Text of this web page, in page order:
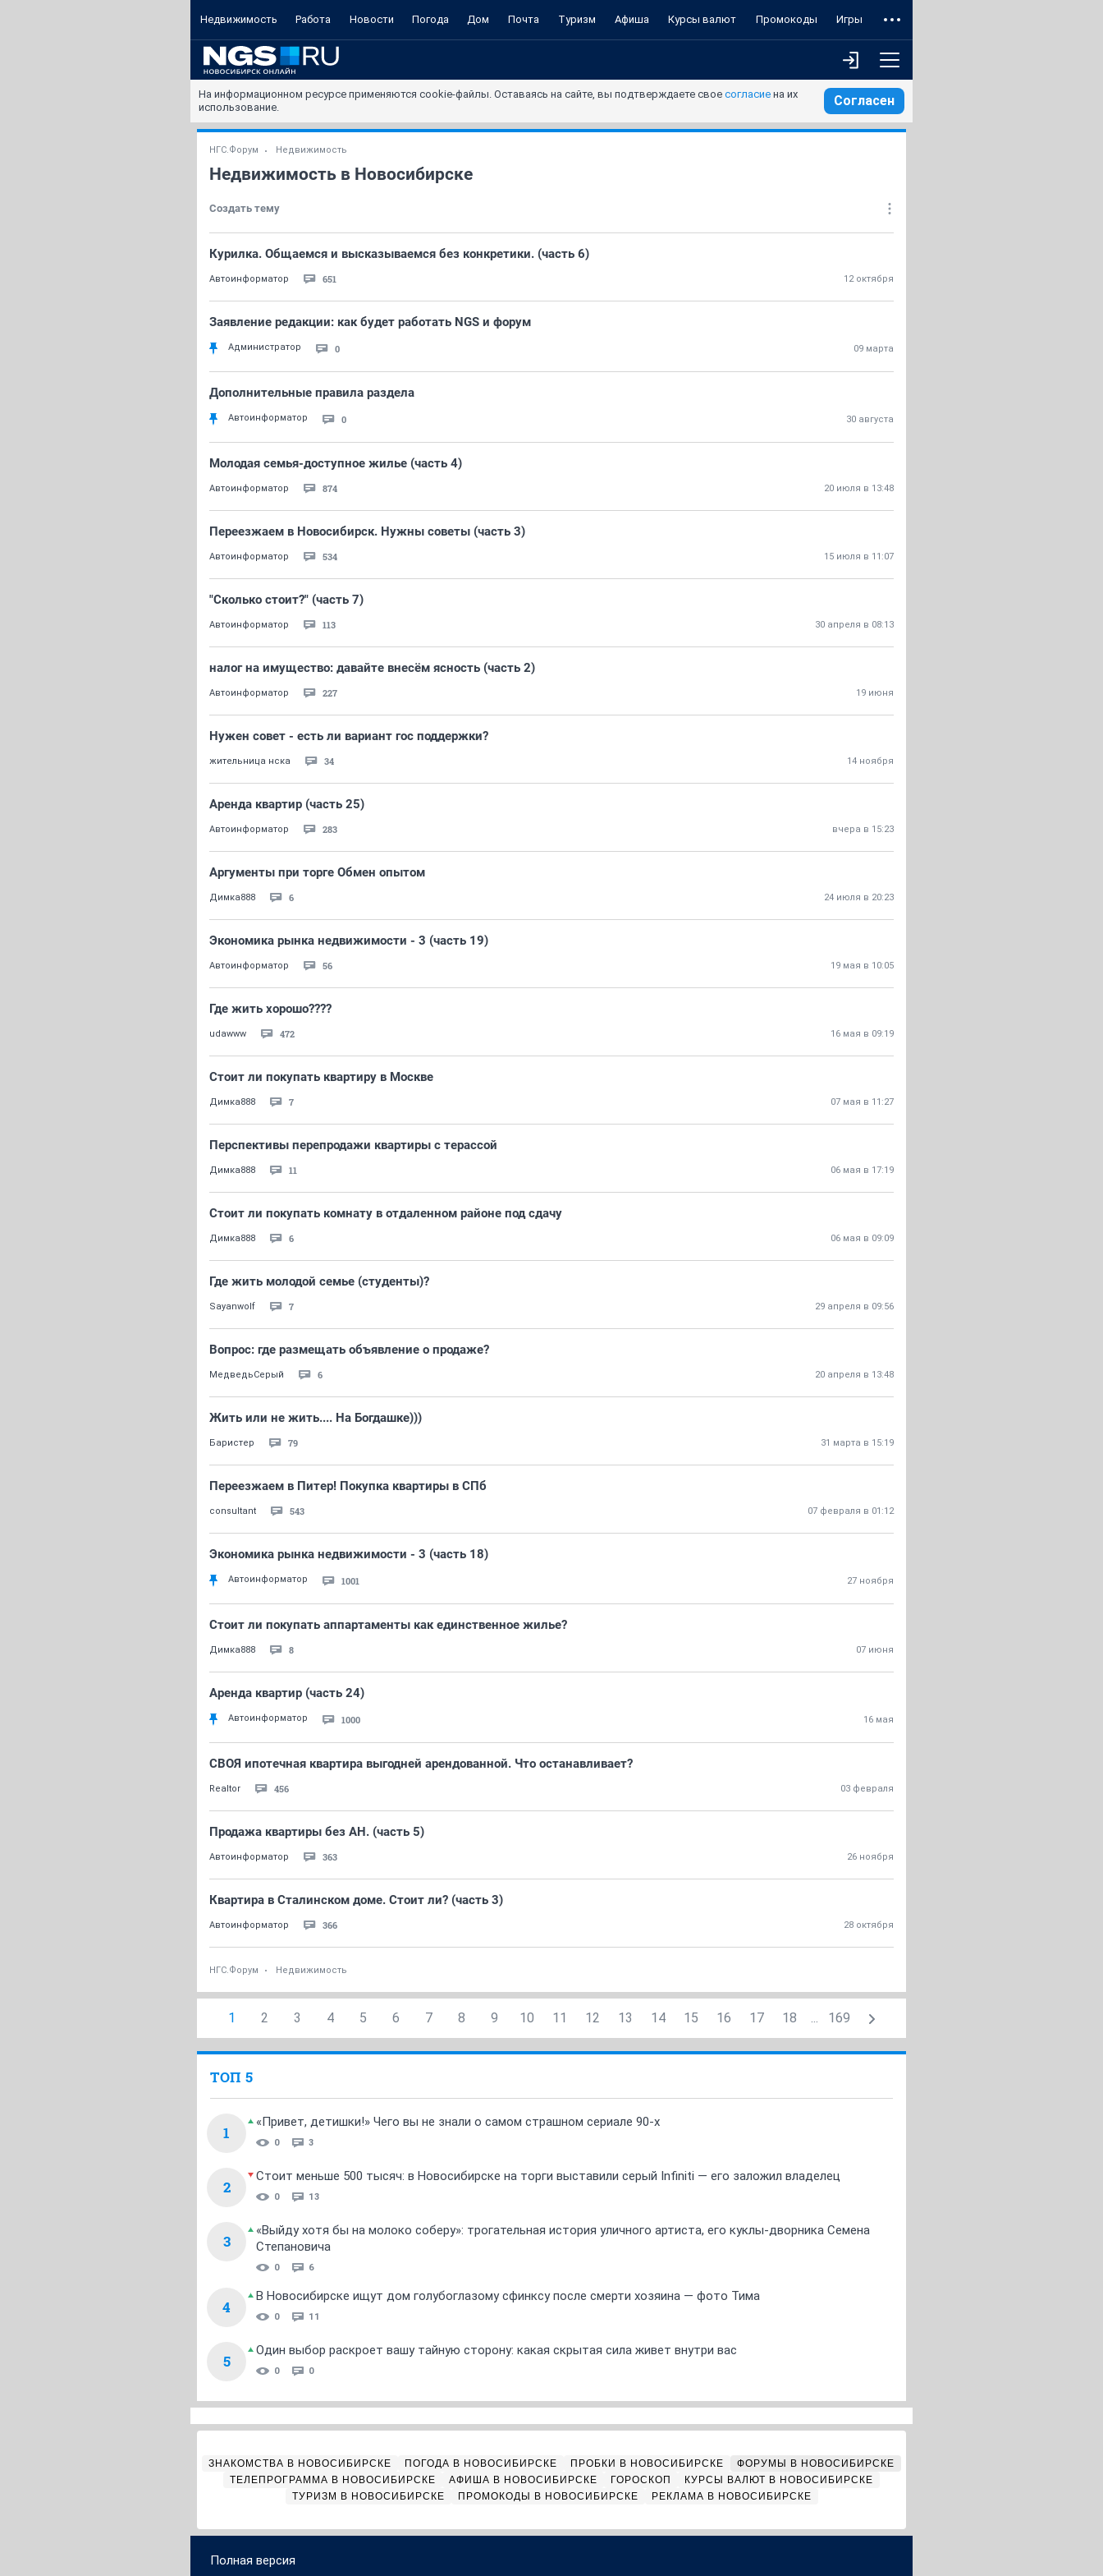
Недвижимость Работа Новости Погода Дом Почта Туризм Афиша Курсы валют Промокоды Игры
На информационном ресурсе применяются cookie-файлы. Оставаясь на сайте, вы подтверждаете свое согласие на их
использование.
Согласен
НГС.Форум Недвижимость
Недвижимость в Новосибирске
Создать тему
Курилка. Общаемся и высказываемся без конкретики. (часть 6)
Автоинформатор 651 12 октября
Заявление редакции: как будет работать NGS и форум
Администратор 0 09 марта
Дополнительные правила раздела
Автоинформатор 0 30 августа
Молодая семья-доступное жилье (часть 4)
Автоинформатор 874 20 июля в 13:48
Переезжаем в Новосибирск. Нужны советы (часть 3)
Автоинформатор 534 15 июля в 11:07
"Сколько стоит?" (часть 7)
Автоинформатор 113 30 апреля в 08:13
налог на имущество: давайте внесём ясность (часть 2)
Автоинформатор 227 19 июня
Нужен совет - есть ли вариант гос поддержки?
жительница нска 34 14 ноября
Аренда квартир (часть 25)
Автоинформатор 283 вчера в 15:23
Аргументы при торге Обмен опытом
Димка888 6 24 июля в 20:23
Экономика рынка недвижимости - 3 (часть 19)
Автоинформатор 56 19 мая в 10:05
Где жить хорошо????
udawww 472 16 мая в 09:19
Стоит ли покупать квартиру в Москве
Димка888 7 07 мая в 11:27
Перспективы перепродажи квартиры с терассой
Димка888 11 06 мая в 17:19
Стоит ли покупать комнату в отдаленном районе под сдачу
Димка888 6 06 мая в 09:09
Где жить молодой семье (студенты)?
Sayanwolf 7 29 апреля в 09:56
Вопрос: где размещать объявление о продаже?
МедведьСерый 6 20 апреля в 13:48
Жить или не жить.... На Богдашке)))
Баристер 79 31 марта в 15:19
Переезжаем в Питер! Покупка квартиры в СПб
consultant 543 07 февраля в 01:12
Экономика рынка недвижимости - 3 (часть 18)
Автоинформатор 1001 27 ноября
Стоит ли покупать аппартаменты как единственное жилье?
Димка888 8 07 июня
Аренда квартир (часть 24)
Автоинформатор 1000 16 мая
СВОЯ ипотечная квартира выгодней арендованной. Что останавливает?
Realtor 456 03 февраля
Продажа квартиры без АН. (часть 5)
Автоинформатор 363 26 ноября
Квартира в Сталинском доме. Стоит ли? (часть 3)
Автоинформатор 366 28 октября
НГС.Форум Недвижимость
1 2 3 4 5 6 7 8 9 10 11 12 13 14 15 16 17 18 ... 169
ТОП 5
1
«Привет, детишки!» Чего вы не знали о самом страшном сериале 90-х
0 3
2
Стоит меньше 500 тысяч: в Новосибирске на торги выставили серый Infiniti — его заложил владелец
0 13
3
«Выйду хотя бы на молоко соберу»: трогательная история уличного артиста, его куклы-дворника Семена
Степановича
0 6
4
В Новосибирске ищут дом голубоглазому сфинксу после смерти хозяина — фото Тима
0 11
5
Один выбор раскроет вашу тайную сторону: какая скрытая сила живет внутри вас
0 0
ЗНАКОМСТВА В НОВОСИБИРСКЕ ПОГОДА В НОВОСИБИРСКЕ ПРОБКИ В НОВОСИБИРСКЕ
ФОРУМЫ В НОВОСИБИРСКЕ
ТЕЛЕПРОГРАММА В НОВОСИБИРСКЕ
АФИША В НОВОСИБИРСКЕ ГОРОСКОП
КУРСЫ ВАЛЮТ В НОВОСИБИРСКЕ
ТУРИЗМ В НОВОСИБИРСКЕ
ПРОМОКОДЫ В НОВОСИБИРСКЕ РЕКЛАМА В НОВОСИБИРСКЕ
Полная версия